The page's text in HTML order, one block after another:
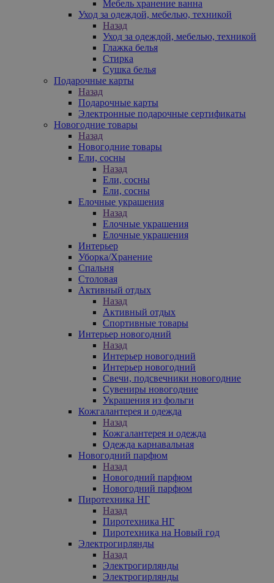
Мебель хранение ванна
Уход за одеждой, мебелью, техникой
Назад
Уход за одеждой, мебелью, техникой
Глажка белья
Стирка
Сушка белья
Подарочные карты
Назад
Подарочные карты
Электронные подарочные сертификаты
Новогодние товары
Назад
Новогодние товары
Ели, сосны
Назад
Ели, сосны
Ели, сосны
Елочные украшения
Назад
Елочные украшения
Елочные украшения
Интерьер
Уборка/Хранение
Спальня
Столовая
Активный отдых
Назад
Активный отдых
Спортивные товары
Интерьер новогодний
Назад
Интерьер новогодний
Интерьер новогодний
Свечи, подсвечники новогодние
Сувениры новогодние
Украшения из фольги
Кожгалантерея и одежда
Назад
Кожгалантерея и одежда
Одежда карнавальная
Новогодний парфюм
Назад
Новогодний парфюм
Новогодний парфюм
Пиротехника НГ
Назад
Пиротехника НГ
Пиротехника на Новый год
Электрогирлянды
Назад
Электрогирлянды
Электрогирлянды